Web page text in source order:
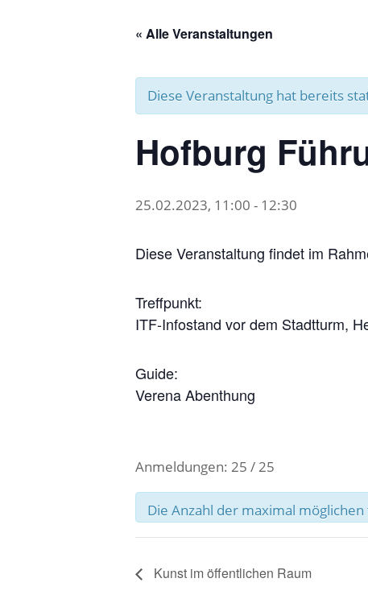
« Alle Veranstaltungen
Diese Veranstaltung hat bereits
Hofburg
25.02.2023, 11:00 - 12:30
Diese Veranstaltung findet im
Treffpunkt:
ITF-Infostand vor dem Stadtturm,
Guide:
Verena Abenthung
Anmeldungen: 25 / 25
Die Anzahl der maximal
Kunst im öffentlichen Raum